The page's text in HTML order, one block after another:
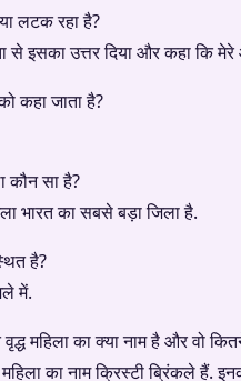
लटक रहा है?
से इसका उत्तर दिया और कहा कि
कहा जाता है?
कौन सा है?
भारत का सबसे बड़ा जिला है.
है?
में.
महिला का क्या नाम है और वो
का नाम क्रिस्टी ब्रिंकले हैं.